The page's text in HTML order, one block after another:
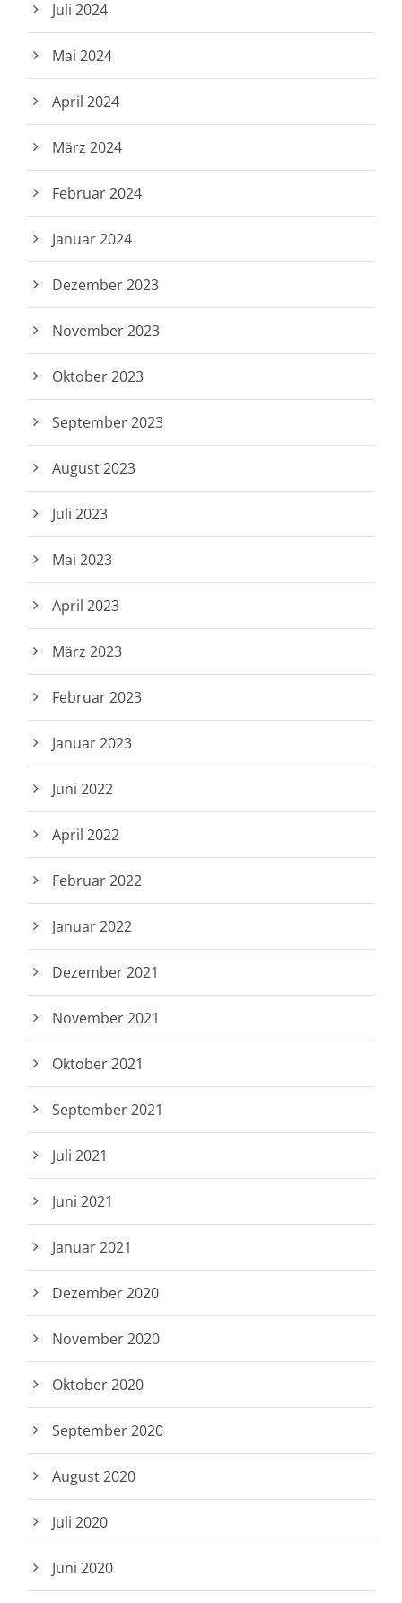
Juli 2024
Mai 2024
April 2024
März 2024
Februar 2024
Januar 2024
Dezember 2023
November 2023
Oktober 2023
September 2023
August 2023
Juli 2023
Mai 2023
April 2023
März 2023
Februar 2023
Januar 2023
Juni 2022
April 2022
Februar 2022
Januar 2022
Dezember 2021
November 2021
Oktober 2021
September 2021
Juli 2021
Juni 2021
Januar 2021
Dezember 2020
November 2020
Oktober 2020
September 2020
August 2020
Juli 2020
Juni 2020